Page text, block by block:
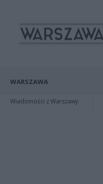
WARSZAWA
Wiadomości z Warszawy